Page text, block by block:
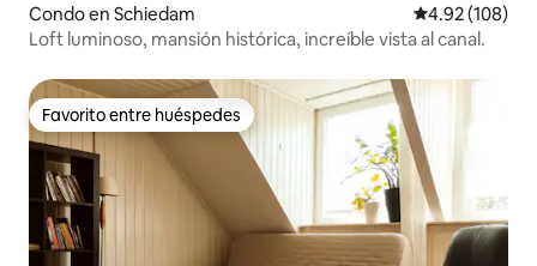
Condo en Schiedam Calificación
4.92 (108)
Loft luminoso, mansión histórica, increíble vista al canal.
Favorito entre huéspedes
Favorito entre huéspedes